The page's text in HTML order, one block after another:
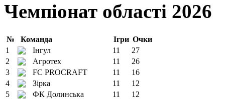
Чемпіонат області 2026
№ Команда Ігри Очки
1
Інгул 11
27
2
Агротех 11
26
3
FC PROCRAFT 11
16
4
Зірка 11
12
5
ФК Долинська 11
12